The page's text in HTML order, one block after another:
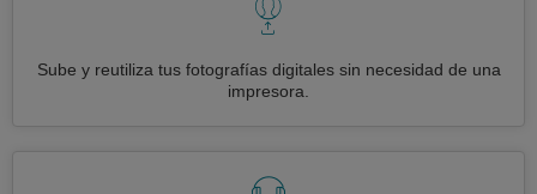
Sube y reutiliza tus fotografías digitales sin necesidad de una
impresora.